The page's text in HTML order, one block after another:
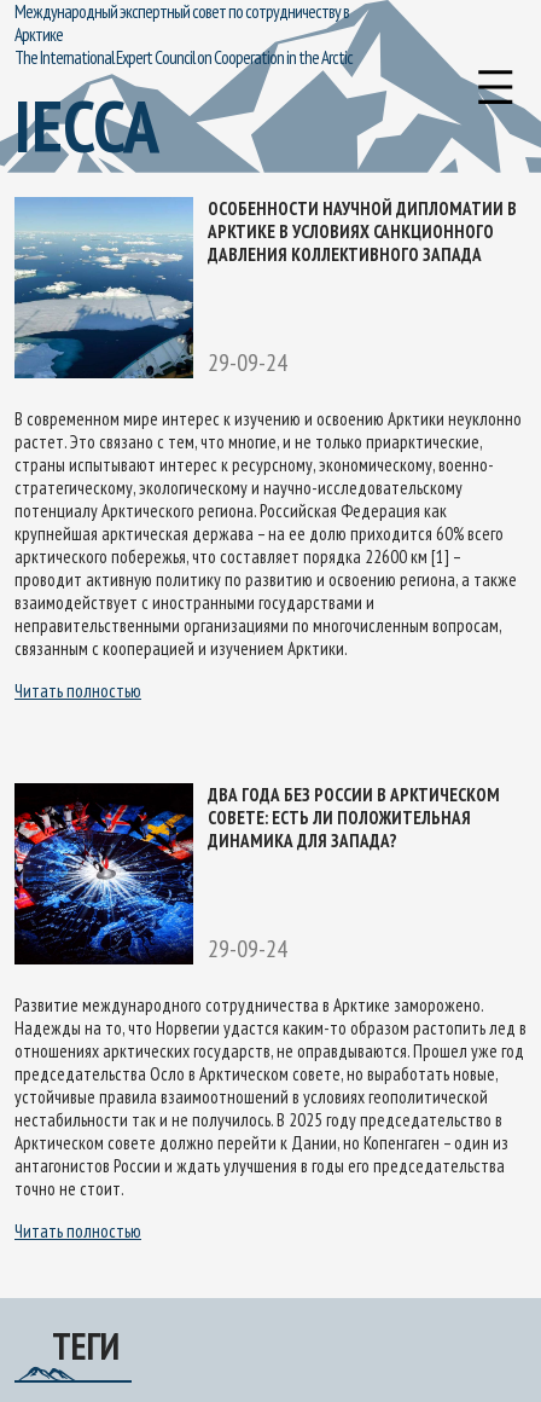
Международный экспертный совет по сотрудничеству в
Арктике
The International Expert Council on Cooperation in the Arctic
IECCA
ОСОБЕННОСТИ НАУЧНОЙ ДИПЛОМАТИИ В
АРКТИКЕ В УСЛОВИЯХ САНКЦИОННОГО
ДАВЛЕНИЯ КОЛЛЕКТИВНОГО ЗАПАДА
29-09-24
В современном мире интерес к изучению и освоению Арктики неуклонно
растет. Это связано с тем, что многие, и не только приарктические,
страны испытывают интерес к ресурсному, экономическому, военно-
стратегическому, экологическому и научно-исследовательскому
потенциалу Арктического региона. Российская Федерация как
крупнейшая арктическая держава – на ее долю приходится 60% всего
арктического побережья, что составляет порядка 22600 км [1] –
проводит активную политику по развитию и освоению региона, а также
взаимодействует с иностранными государствами и
неправительственными организациями по многочисленным вопросам,
связанным с кооперацией и изучением Арктики.
Читать полностью
ДВА ГОДА БЕЗ РОССИИ В АРКТИЧЕСКОМ
СОВЕТЕ: ЕСТЬ ЛИ ПОЛОЖИТЕЛЬНАЯ
ДИНАМИКА ДЛЯ ЗАПАДА?
29-09-24
Развитие международного сотрудничества в Арктике заморожено.
Надежды на то, что Норвегии удастся каким-то образом растопить лед в
отношениях арктических государств, не оправдываются. Прошел уже год
председательства Осло в Арктическом совете, но выработать новые,
устойчивые правила взаимоотношений в условиях геополитической
нестабильности так и не получилось. В 2025 году председательство в
Арктическом совете должно перейти к Дании, но Копенгаген – один из
антагонистов России и ждать улучшения в годы его председательства
точно не стоит.
Читать полностью
ТЕГИ